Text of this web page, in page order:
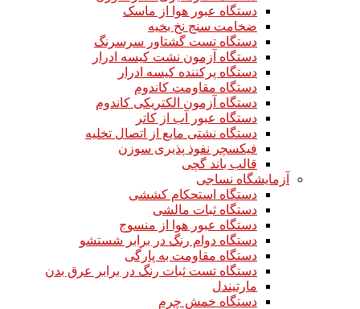
دستگاه عبور هوا از ماسک
ضخامت سنج نخ بخیه
دستگاه تست گشتاور سرسرنگ
دستگاه آزمون نشت کیسه ادرار
دستگاه پرکننده کیسه ادرار
دستگاه مقاومت کاندوم
دستگاه آزمون الکتریکی کاندوم
دستگاه عبور آب از کاتر
دستگاه نشتی مایع از اتصال تخلیه
فیکسچر نفوذ پذیری سوزن
قالب باند گچی
آزمایشگاه نساجی
دستگاه استحکام کششی
دستگاه ثبات مالشی
دستگاه عبور هوا از منسوج
دستگاه دوام رنگ در برابر شستشو
دستگاه مقاومت به پارگی
دستگاه تست ثبات رنگ در برابر عرق بدن
مارتیندل
دستگاه خمش چرم